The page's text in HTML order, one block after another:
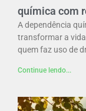
química com
A dependência
transformar a
quem faz uso de
Continue lendo...